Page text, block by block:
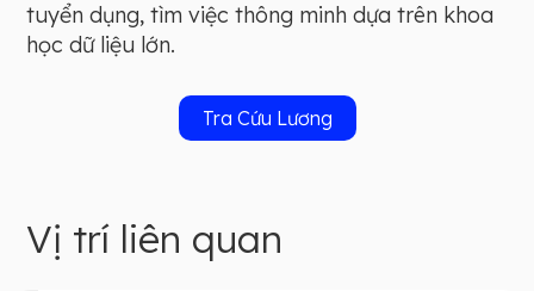
tuyển dụng, tìm việc thông minh dựa trên khoa
học dữ liệu lớn.
Tra Cứu Lương
Vị trí liên quan